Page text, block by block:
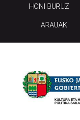
HONI BURUZ
ARAUAK